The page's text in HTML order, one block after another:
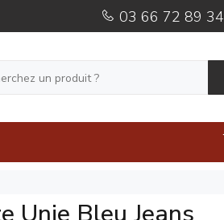
03 66 72 89 34